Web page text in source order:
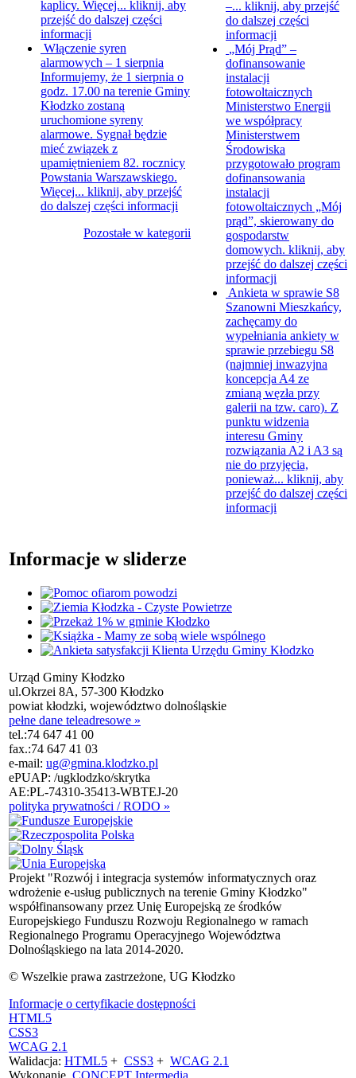
kaplicy. Więcej... kliknij, aby
przejść do dalszej części
informacji
Włączenie syren
alarmowych – 1 sierpnia
Informujemy, że 1 sierpnia o
godz. 17.00 na terenie Gminy
Kłodzko zostaną
uruchomione syreny
alarmowe. Sygnał będzie
mieć związek z
upamiętnieniem 82. rocznicy
Powstania Warszawskiego.
Więcej... kliknij, aby przejść
do dalszej części informacji
Pozostałe w kategorii
–... kliknij, aby przejść
do dalszej części
informacji
„Mój Prąd” –
dofinansowanie
instalacji
fotowoltaicznych
Ministerstwo Energii
we współpracy
Ministerstwem
Środowiska
przygotowało program
dofinansowania
instalacji
fotowoltaicznych „Mój
prąd”, skierowany do
gospodarstw
domowych. kliknij, aby
przejść do dalszej części
informacji
Ankieta w sprawie S8
Szanowni Mieszkańcy,
zachęcamy do
wypełniania ankiety w
sprawie przebiegu S8
(najmniej inwazyjna
koncepcja A4 ze
zmianą węzła przy
galerii na tzw. caro). Z
punktu widzenia
interesu Gminy
rozwiązania A2 i A3 są
nie do przyjęcia,
ponieważ... kliknij, aby
przejść do dalszej części
informacji
Informacje w sliderze
Urząd Gminy Kłodzko
ul.Okrzei 8A, 57-300 Kłodzko
powiat kłodzki, województwo dolnośląskie
pełne dane teleadresowe »
tel.:74 647 41 00
fax.:74 647 41 03
e-mail: ug@gmina.klodzko.pl
ePUAP: /ugklodzko/skrytka
AE:PL-74310-35413-WBTEJ-20
polityka prywatności / RODO »
Projekt "Rozwój i integracja systemów informatycznych oraz
wdrożenie e-usług publicznych na terenie Gminy Kłodzko"
współfinansowany przez Unię Europejską ze środków
Europejskiego Funduszu Rozwoju Regionalnego w ramach
Regionalnego Programu Operacyjnego Województwa
Dolnośląskiego na lata 2014-2020.
© Wszelkie prawa zastrzeżone, UG Kłodzko
Informacje o certyfikacie dostępności
HTML5
CSS3
WCAG 2.1
Walidacja: HTML5 + CSS3 + WCAG 2.1
Wykonanie CONCEPT Intermedia